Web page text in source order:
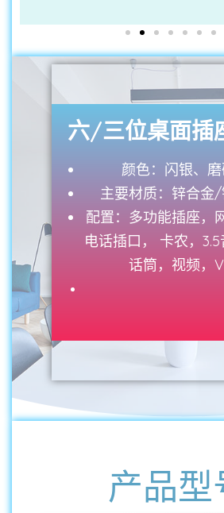
六/三位桌面插
颜色：闪银、
主要材质：锌合金
配置：多功能插座，
电话插口， 卡农，3.5
话筒，视频，
产品型